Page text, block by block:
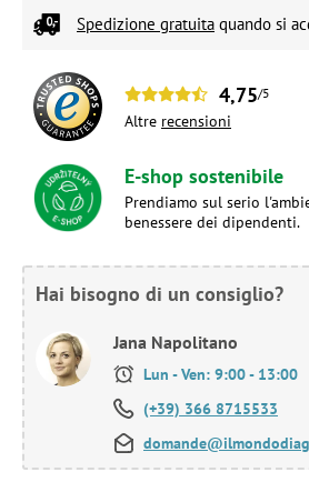
Spedizione gratuita quando si
4,75/5
Altre recensioni
E-shop sostenibile
Prendiamo sul serio
benessere dei dipendenti.
Hai bisogno di un consiglio?
Jana Napolitano
Lun - Ven: 9:00 - 13:00
(+39) 366 8715533